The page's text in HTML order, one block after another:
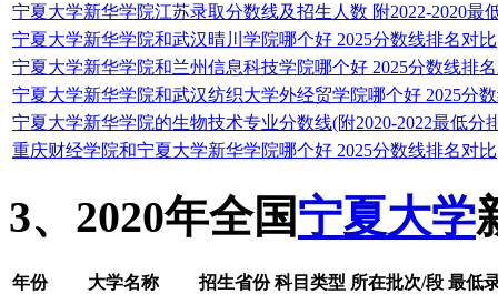
宁夏大学新华学院江苏录取分数线及招生人数 附2022-2020最
宁夏大学新华学院和武汉晴川学院哪个好 2025分数线排名对比
宁夏大学新华学院和兰州信息科技学院哪个好 2025分数线排
宁夏大学新华学院和武汉纺织大学外经贸学院哪个好 2025分
宁夏大学新华学院的生物技术专业分数线(附2020-2022最低分
重庆财经学院和宁夏大学新华学院哪个好 2025分数线排名对比
3、2020年全国宁夏大学
年份 大学名称 招生省份 科目类型 所在批次/段 最低